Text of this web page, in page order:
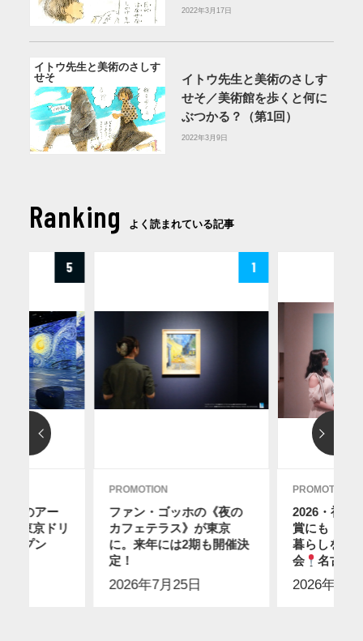
2022年3月17日
イトウ先生と美術のさしす
せそ
イトウ先生と美術のさしす
せそ／美術館を歩くと何に
ぶつかる？（第1回）
2022年3月9日
Ranking よく読まれている記事
5
ィのアー
に東京ドリ
ープン
1
PROMOTION
ファン・ゴッホの《夜の
カフェテラス》が東京
に。来年には2期も開催決
定！
2026年7月25日
PROMOTION
2026・初め
賞にも！ス
暮らしを感
会
名古屋
2026年7月